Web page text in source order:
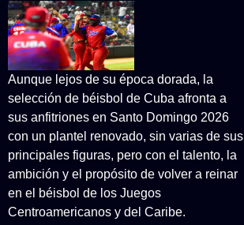
Aunque lejos de su época dorada, la
selección de béisbol de Cuba afronta a
sus anfitriones en Santo Domingo 2026
con un plantel renovado, sin varias de sus
principales figuras, pero con el talento, la
ambición y el propósito de volver a reinar
en el béisbol de los Juegos
Centroamericanos y del Caribe.